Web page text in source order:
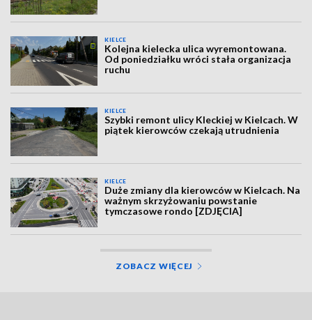
KIELCE
Kolejna kielecka ulica wyremontowana.
Od poniedziałku wróci stała organizacja
ruchu
KIELCE
Szybki remont ulicy Kleckiej w Kielcach. W
piątek kierowców czekają utrudnienia
KIELCE
Duże zmiany dla kierowców w Kielcach. Na
ważnym skrzyżowaniu powstanie
tymczasowe rondo [ZDJĘCIA]
ZOBACZ WIĘCEJ